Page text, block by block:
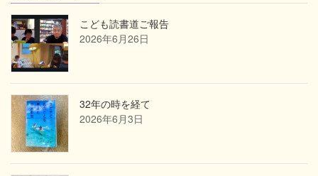
こども読書道ご報告
2026年6月26日
32年の時を経て
2026年6月3日